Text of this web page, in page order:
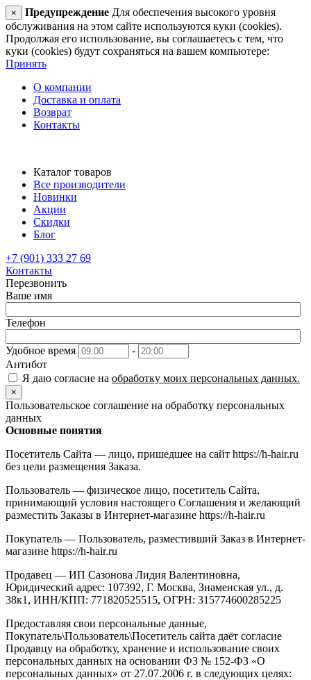
× Предупреждение Для обеспечения высокого уровня
обслуживания на этом сайте используются куки (cookies).
Продолжая его использование, вы соглашаетесь с тем, что
куки (cookies) будут сохраняться на вашем компьютере:
Принять
О компании
Доставка и оплата
Возврат
Контакты
Каталог товаров
Все производители
Новинки
Акции
Скидки
Блог
+7 (901) 333 27 69
Контакты
Перезвонить
Ваше имя
Телефон
Удобное время
-
Антибот
Я даю согласие на обработку моих персональных данных.
×
Пользовательское соглашение на обработку персональных
данных
Основные понятия
Посетитель Сайта — лицо, пришедшее на сайт https://h-hair.ru
без цели размещения Заказа.
Пользователь — физическое лицо, посетитель Сайта,
принимающий условия настоящего Соглашения и желающий
разместить Заказы в Интернет-магазине https://h-hair.ru
Покупатель — Пользователь, разместивший Заказ в Интернет-
магазине https://h-hair.ru
Продавец — ИП Сазонова Лидия Валентиновна,
Юридический адрес: 107392, Г. Москва, Знаменская ул., д.
38к1, ИНН/КПП: 771820525515, ОГРН: 315774600285225
Предоставляя свои персональные данные,
Покупатель\Пользователь\Посетитель сайта даёт согласие
Продавцу на обработку, хранение и использование своих
персональных данных на основании ФЗ № 152-ФЗ «О
персональных данных» от 27.07.2006 г. в следующих целях: